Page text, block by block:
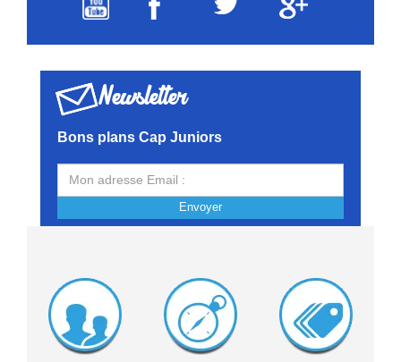
Newsletter
Bons plans Cap Juniors
Envoyer